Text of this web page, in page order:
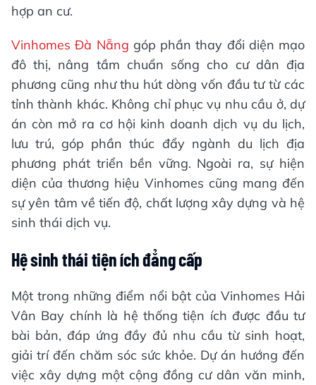
hợp an cư.
Vinhomes Đà Nẵng góp phần thay đổi diện mạo
đô thị, nâng tầm chuẩn sống cho cư dân địa
phương cũng như thu hút dòng vốn đầu tư từ các
tỉnh thành khác. Không chỉ phục vụ nhu cầu ở, dự
án còn mở ra cơ hội kinh doanh dịch vụ du lịch,
lưu trú, góp phần thúc đẩy ngành du lịch địa
phương phát triển bền vững. Ngoài ra, sự hiện
diện của thương hiệu Vinhomes cũng mang đến
sự yên tâm về tiến độ, chất lượng xây dựng và hệ
sinh thái dịch vụ.
Hệ sinh thái tiện ích đẳng cấp
Một trong những điểm nổi bật của Vinhomes Hải
Vân Bay chính là hệ thống tiện ích được đầu tư
bài bản, đáp ứng đầy đủ nhu cầu từ sinh hoạt,
giải trí đến chăm sóc sức khỏe. Dự án hướng đến
việc xây dựng một cộng đồng cư dân văn minh,